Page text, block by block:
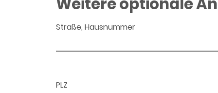
Straße, Hausnummer
PLZ